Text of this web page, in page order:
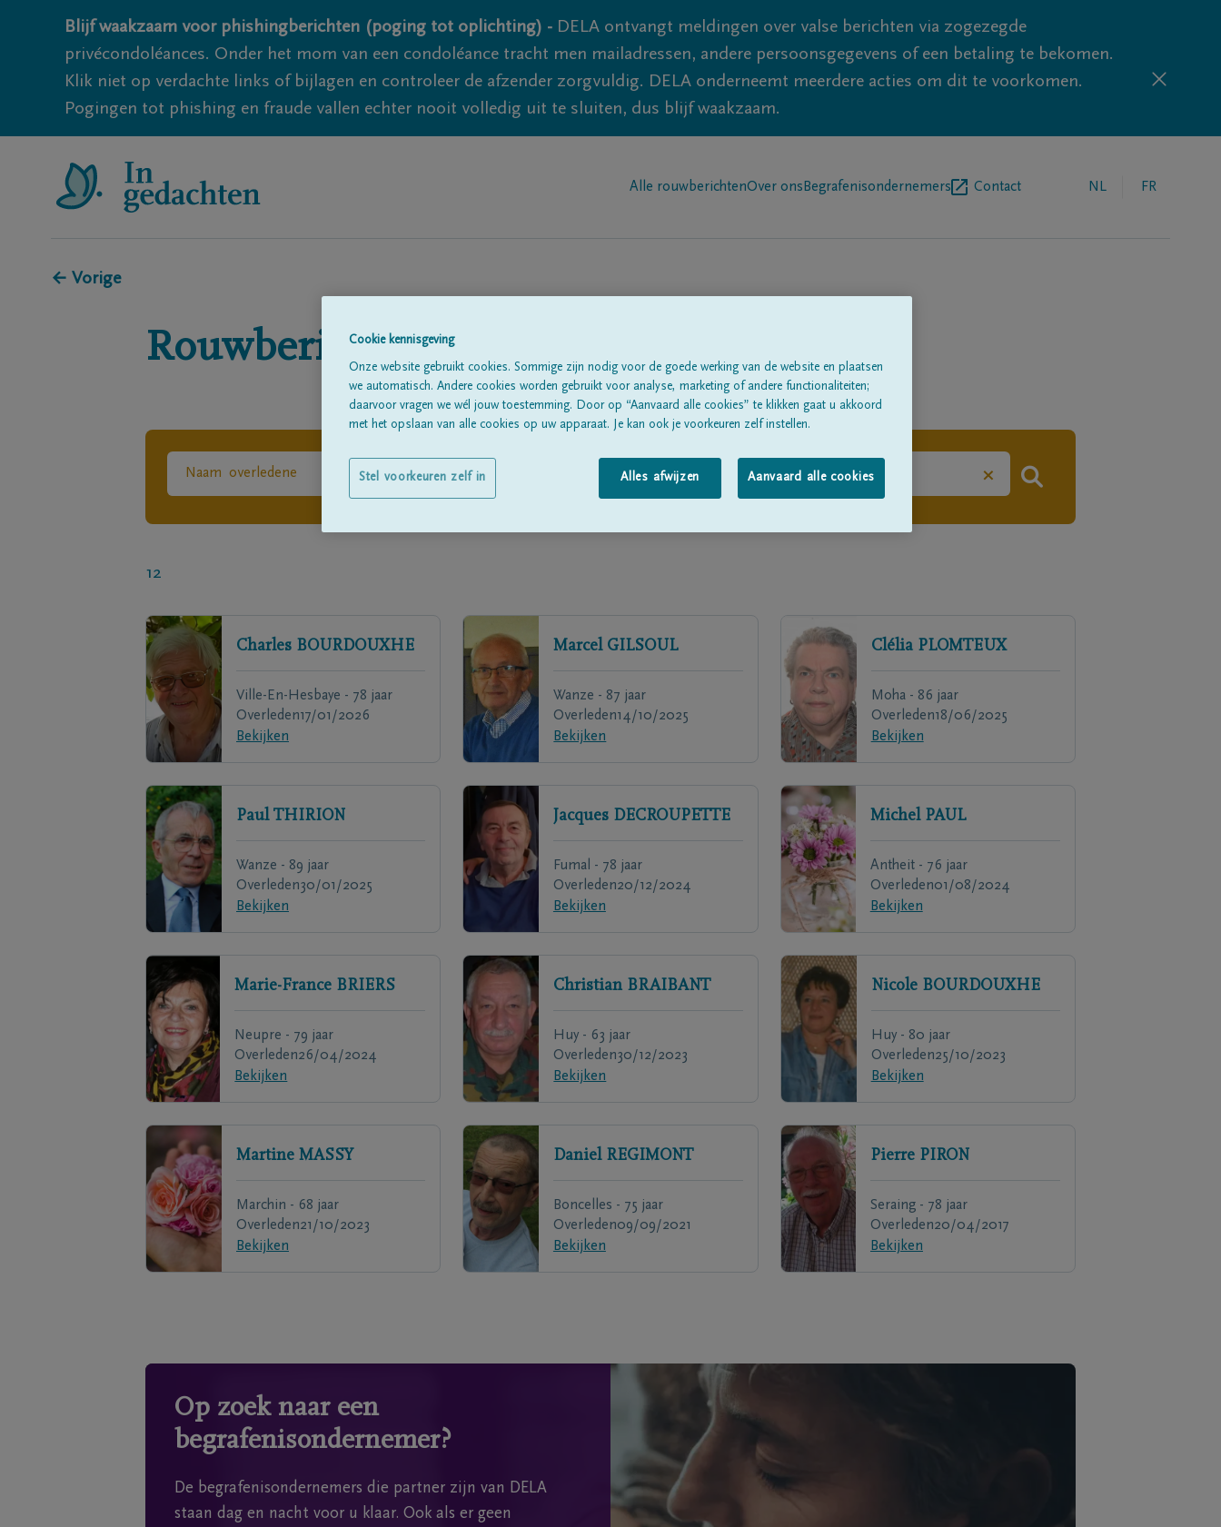
Blijf waakzaam voor phishingberichten (poging tot oplichting) - DELA ontvangt meldingen over valse berichten via zogezegde
privécondoléances. Onder het mom van een condoléance tracht men mailadressen, andere persoonsgegevens of een betaling te bekomen.
Klik niet op verdachte links of bijlagen en controleer de afzender zorgvuldig. DELA onderneemt meerdere acties om dit te voorkomen.
Pogingen tot phishing en fraude vallen echter nooit volledig uit te sluiten, dus blijf waakzaam.
Alle rouwberichtenOver ons Begrafenisondernemers Contact NL FR
← Vorige
Rouwberichten in 'Fumal'
×
12
Charles BOURDOUXHE
Ville-En-Hesbaye - 78 jaar
Overleden17/01/2026
Bekijken
Marcel GILSOUL
Wanze - 87 jaar
Overleden14/10/2025
Bekijken
Clélia PLOMTEUX
Moha - 86 jaar
Overleden18/06/2025
Bekijken
Paul THIRION
Wanze - 89 jaar
Overleden30/01/2025
Bekijken
Jacques DECROUPETTE
Fumal - 78 jaar
Overleden20/12/2024
Bekijken
Michel PAUL
Antheit - 76 jaar
Overleden01/08/2024
Bekijken
Marie-France BRIERS
Neupre - 79 jaar
Overleden26/04/2024
Bekijken
Christian BRAIBANT
Huy - 63 jaar
Overleden30/12/2023
Bekijken
Nicole BOURDOUXHE
Huy - 80 jaar
Overleden25/10/2023
Bekijken
Martine MASSY
Marchin - 68 jaar
Overleden21/10/2023
Bekijken
Daniel REGIMONT
Boncelles - 75 jaar
Overleden09/09/2021
Bekijken
Pierre PIRON
Seraing - 78 jaar
Overleden20/04/2017
Bekijken
Op zoek naar een
begrafenisondernemer?
De begrafenisondernemers die partner zijn van DELA
staan dag en nacht voor u klaar. Ook als er geen
Cookie kennisgeving
Onze website gebruikt cookies. Sommige zijn nodig voor de goede werking van de website en plaatsen
we automatisch. Andere cookies worden gebruikt voor analyse, marketing of andere functionaliteiten;
daarvoor vragen we wél jouw toestemming. Door op “Aanvaard alle cookies” te klikken gaat u akkoord
met het opslaan van alle cookies op uw apparaat. Je kan ook je voorkeuren zelf instellen.
Alles afwijzen Aanvaard alle cookies
Stel voorkeuren zelf in